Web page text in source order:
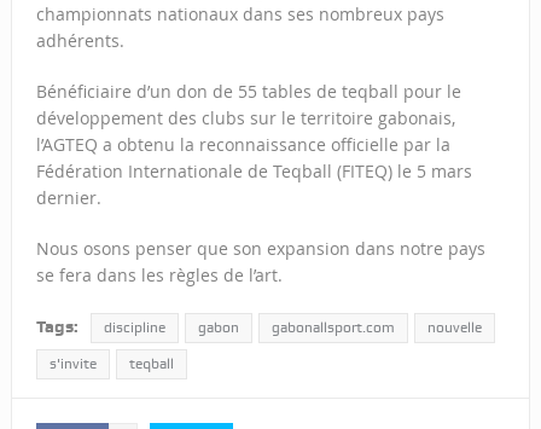
championnats nationaux dans ses nombreux pays
adhérents.
Bénéficiaire d’un don de 55 tables de teqball pour le
développement des clubs sur le territoire gabonais,
l’AGTEQ a obtenu la reconnaissance officielle par la
Fédération Internationale de Teqball (FITEQ) le 5 mars
dernier.
Nous osons penser que son expansion dans notre pays
se fera dans les règles de l’art.
Tags: discipline gabon gabonallsport.com nouvelle
s'invite teqball